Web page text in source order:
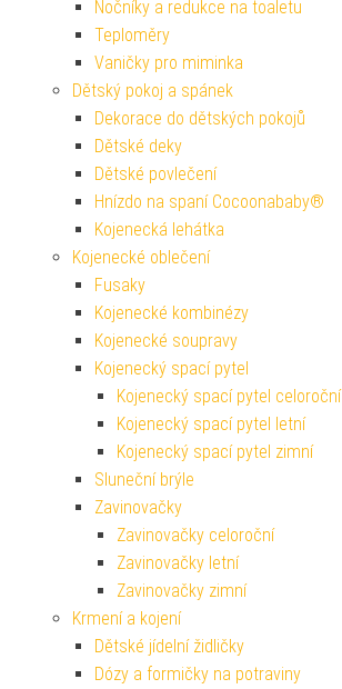
Nočníky a redukce na toaletu
Teploměry
Vaničky pro miminka
Dětský pokoj a spánek
Dekorace do dětských pokojů
Dětské deky
Dětské povlečení
Hnízdo na spaní Cocoonababy®
Kojenecká lehátka
Kojenecké oblečení
Fusaky
Kojenecké kombinézy
Kojenecké soupravy
Kojenecký spací pytel
Kojenecký spací pytel celoroční
Kojenecký spací pytel letní
Kojenecký spací pytel zimní
Sluneční brýle
Zavinovačky
Zavinovačky celoroční
Zavinovačky letní
Zavinovačky zimní
Krmení a kojení
Dětské jídelní židličky
Dózy a formičky na potraviny